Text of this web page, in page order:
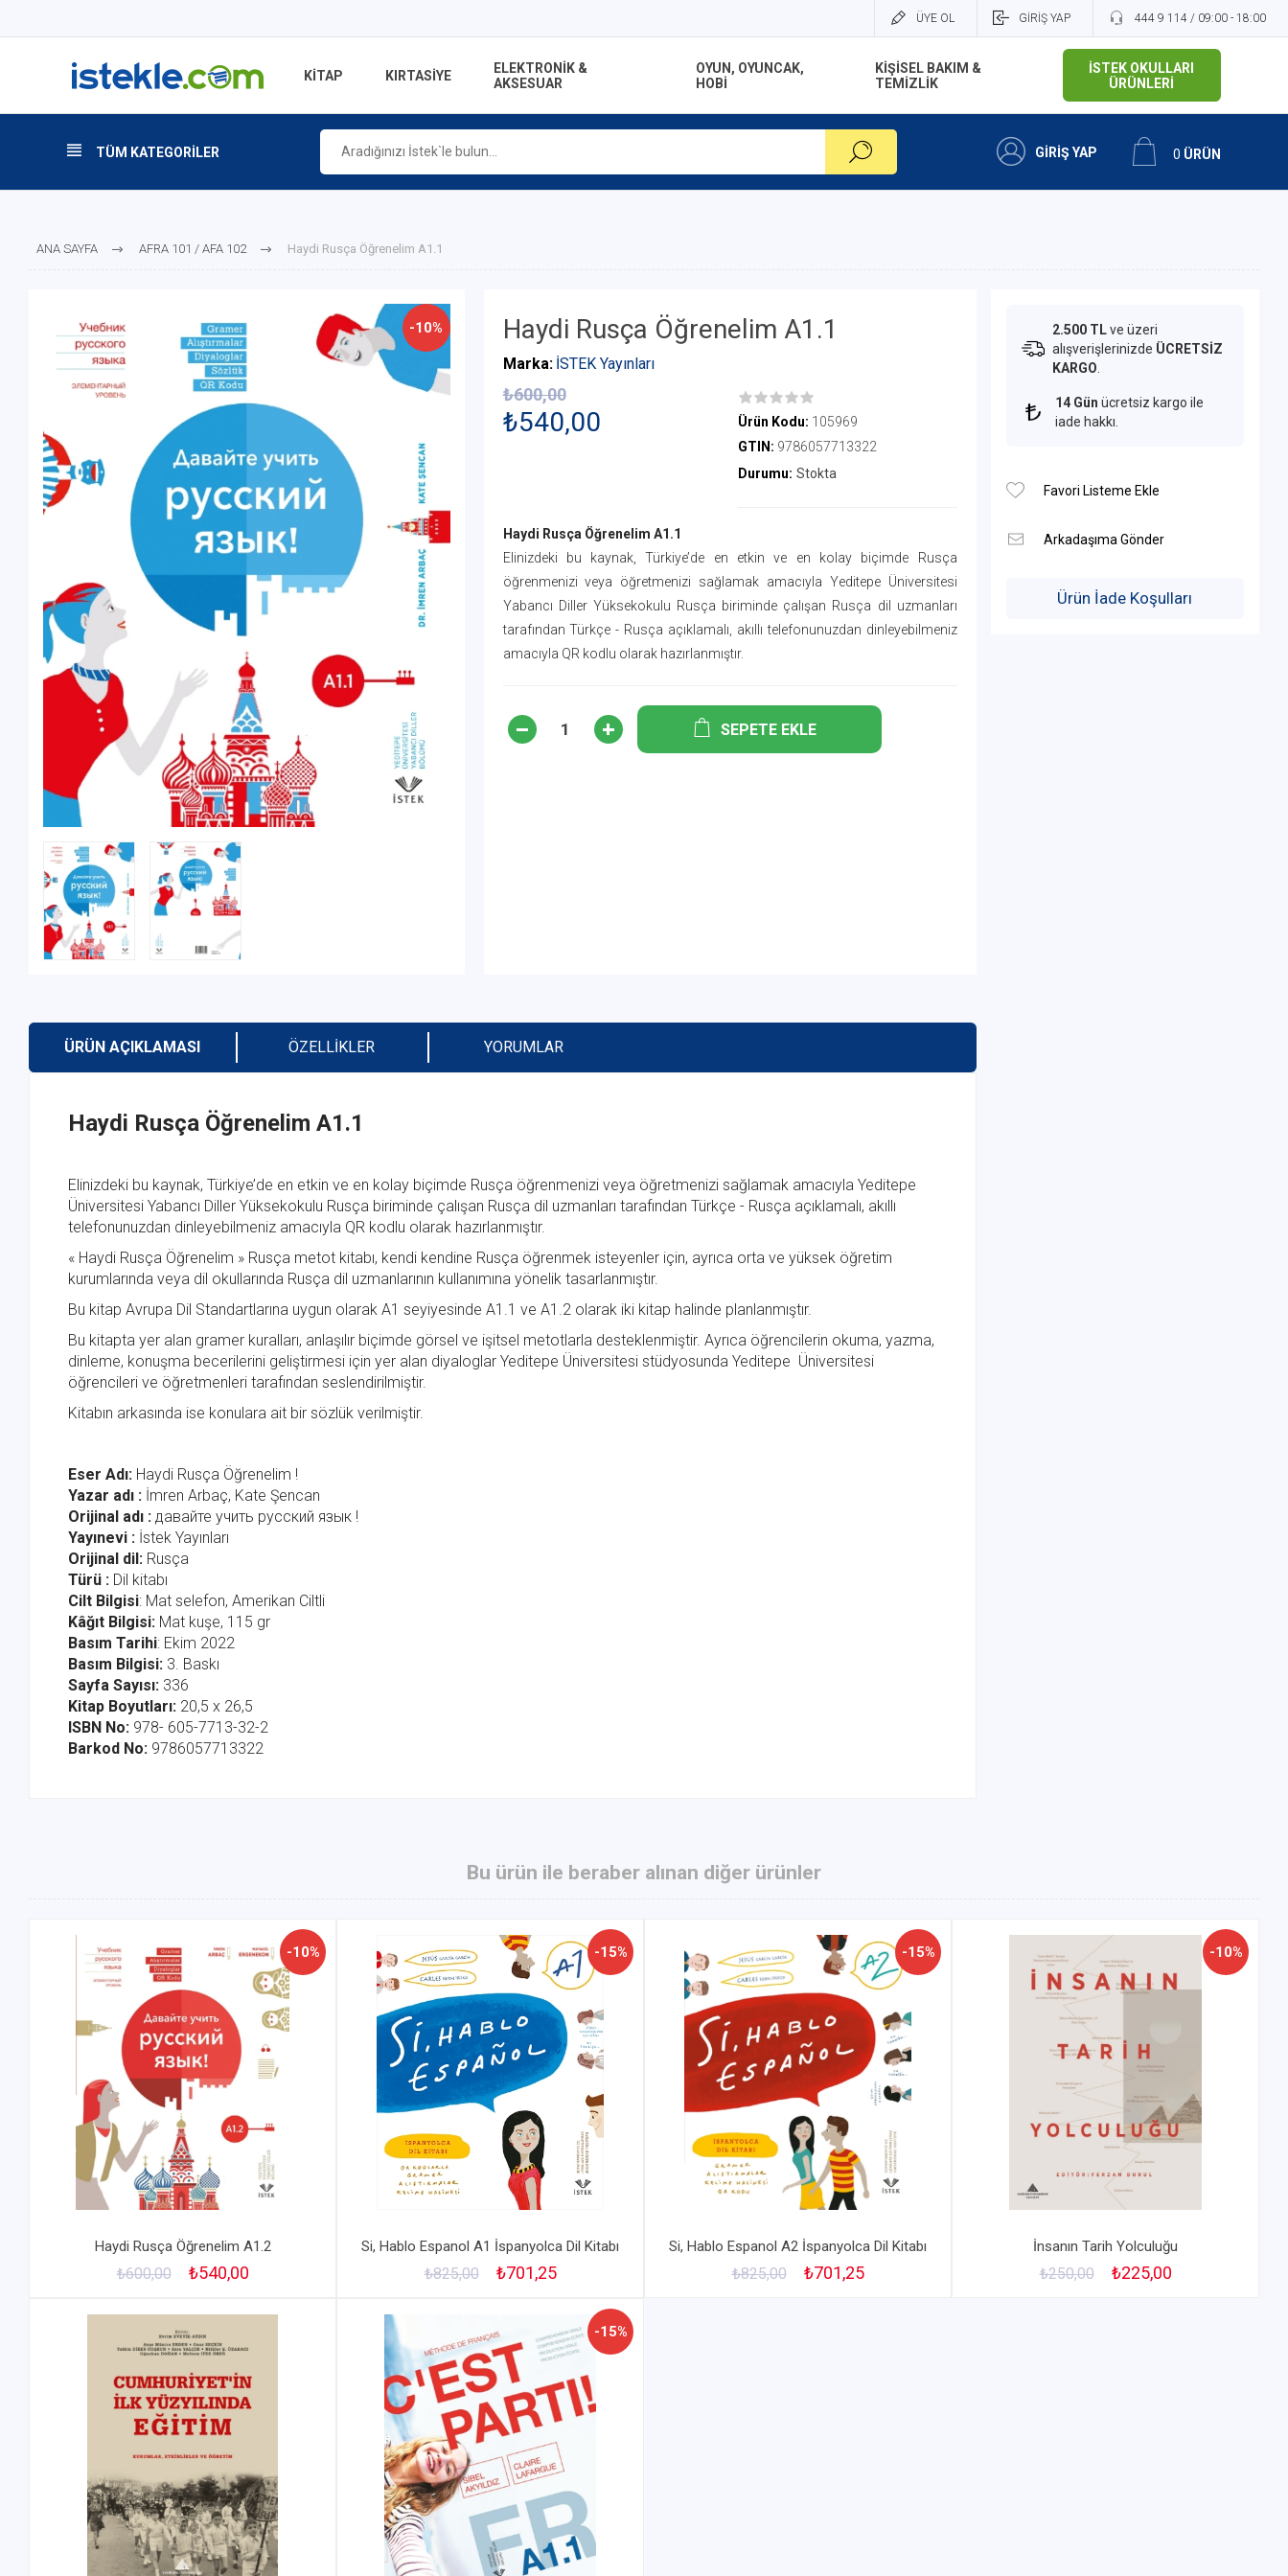
ÜYE OL GİRİŞ YAP 444 9 114 / 09:00 - 18:00
KİTAP KIRTASİYE
ELEKTRONİK &
AKSESUAR
OYUN, OYUNCAK,
HOBİ
KİŞİSEL BAKIM &
TEMİZLİK
İSTEK OKULLARI
ÜRÜNLERİ
TÜM KATEGORİLER GİRİŞ YAP 0 ÜRÜN
ANA SAYFA AFRA 101 / AFA 102 Haydi Rusça Öğrenelim A1.1
-10% Haydi Rusça Öğrenelim A1.1
Marka: İSTEK Yayınları
₺540,00
₺600,00
Ürün Kodu: 105969
GTIN: 9786057713322
Durumu: Stokta
Haydi Rusça Öğrenelim A1.1
Elinizdeki bu kaynak, Türkiye’de en etkin ve en kolay biçimde Rusça
öğrenmenizi veya öğretmenizi sağlamak amacıyla Yeditepe Üniversitesi
Yabancı Diller Yüksekokulu Rusça biriminde çalışan Rusça dil uzmanları
tarafından Türkçe - Rusça açıklamalı, akıllı telefonunuzdan dinleyebilmeniz
amacıyla QR kodlu olarak hazırlanmıştır.
SEPETE EKLE
ÜRÜN AÇIKLAMASI ÖZELLIKLER YORUMLAR
Haydi Rusça Öğrenelim A1.1
Elinizdeki bu kaynak, Türkiye’de en etkin ve en kolay biçimde Rusça öğrenmenizi veya öğretmenizi sağlamak amacıyla Yeditepe
Üniversitesi Yabancı Diller Yüksekokulu Rusça biriminde çalışan Rusça dil uzmanları tarafından Türkçe - Rusça açıklamalı, akıllı
telefonunuzdan dinleyebilmeniz amacıyla QR kodlu olarak hazırlanmıştır.
« Haydi Rusça Öğrenelim » Rusça metot kitabı, kendi kendine Rusça öğrenmek isteyenler için, ayrıca orta ve yüksek öğretim
kurumlarında veya dil okullarında Rusça dil uzmanlarının kullanımına yönelik tasarlanmıştır.
Bu kitap Avrupa Dil Standartlarına uygun olarak A1 seyiyesinde A1.1 ve A1.2 olarak iki kitap halinde planlanmıştır.
Bu kitapta yer alan gramer kuralları, anlaşılır biçimde görsel ve işitsel metotlarla desteklenmiştir. Ayrıca öğrencilerin okuma, yazma,
dinleme, konuşma becerilerini geliştirmesi için yer alan diyaloglar Yeditepe Üniversitesi stüdyosunda Yeditepe Üniversitesi
öğrencileri ve öğretmenleri tarafından seslendirilmiştir.
Kitabın arkasında ise konulara ait bir sözlük verilmiştir.
Eser Adı: Haydi Rusça Öğrenelim !
Yazar adı : İmren Arbaç, Kate Şencan
Orijinal adı : давайте учить русский язык !
Yayınevi : İstek Yayınları
Orijinal dil: Rusça
Türü : Dil kitabı
Cilt Bilgisi: Mat selefon, Amerikan Ciltli
Kâğıt Bilgisi: Mat kuşe, 115 gr
Basım Tarihi: Ekim 2022
Basım Bilgisi: 3. Baskı
Sayfa Sayısı: 336
Kitap Boyutları: 20,5 x 26,5
ISBN No: 978- 605-7713-32-2
Barkod No: 9786057713322
2.500 TLve üzeri
alışverişlerinizde ÜCRETSİZ
KARGO
14 Gün ücretsiz kargo ile
iade hakkı.
Ürün İade Koşulları
Bu ürün ile beraber alınan diğer ürünler
-10%
Haydi Rusça Öğrenelim A1.2
₺600,00 ₺540,00
-15%
Si, Hablo Espanol A1 İspanyolca Dil Kitabı
₺825,00 ₺701,25
-15%
Si, Hablo Espanol A2 İspanyolca Dil Kitabı
₺825,00 ₺701,25
-10%
İnsanın Tarih Yolculuğu
₺250,00 ₺225,00
-15%